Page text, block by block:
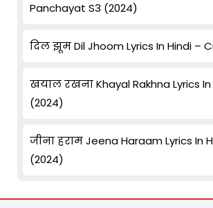
Panchayat S3 (2024)
दिल झूम Dil Jhoom Lyrics In Hindi –
खयाल रखना Khayal Rakhna Lyrics In
(2024)
जीना हराम Jeena Haraam Lyrics In
(2024)